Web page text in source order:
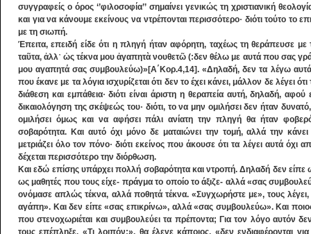
συγγραφείς ο όρος ‘’φιλοσοφία’’ σημαίνει γενικώς τη χριστιανική
και για να κάνουμε εκείνους να ντρέπονται περισσότερο· διότι τούτο το
με τη σιωπή.
Έπειτα, επειδή είδε ότι η πληγή ήταν αφόρητη, ταχέως τη θεράπευσε
ταῦτα, ἀλλ᾿ ὡς τέκνα μου ἀγαπητὰ νουθετῶ (:δεν θέλω με αυτά που σας
μου αγαπητά σας συμβουλεύω)»[Α΄Κορ.4,14]. «Δηλαδή, δεν τα λέγω
που έκανε με τα λόγια ισχυρίζεται ότι δεν το έχει κάνει, μάλλον δε λέγει
διάθεση και εμπάθεια· διότι είναι άριστη η θεραπεία αυτή, δηλαδή, αφού
δικαιολόγηση της σκέψεώς του· διότι, το να μην ομιλήσει δεν ήταν
ομιλήσει όμως και να αφήσει πάλι ανίατη την πληγή θα ήταν
σοβαρότητα. Και αυτό όχι μόνο δε ματαιώνει την τομή, αλλά την
μετριάζει όλο τον πόνο· διότι εκείνος που άκουσε ότι τα λέγει αυτά
δέχεται περισσότερο την διόρθωση.
Και εδώ επίσης υπάρχει πολλή σοβαρότητα και ντροπή. Δηλαδή δεν
ως μαθητές που τους είχε- πράγμα το οποίο το άξιζε- αλλά «σας
ονόμασε απλώς τέκνα, αλλά ποθητά τέκνα. «Συγχωρήστε με», τους
αγάπη». Και δεν είπε «σας επικρίνω», αλλά «σας συμβουλεύω». Και
που στενοχωριέται και συμβουλεύει τα πρέποντα; Για τον λόγο αυτόν
τους επέπληξε. «Τι λοιπόν;», θα έλεγε κάποιος, «δεν ενδιαφέρονται